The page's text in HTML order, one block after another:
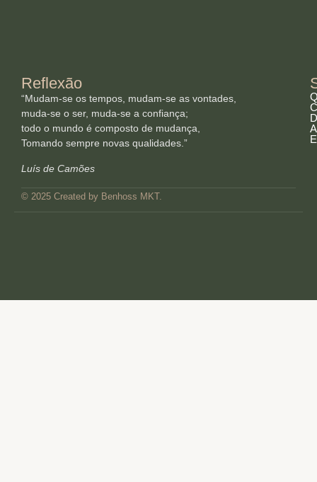
Reflexão
“Mudam-se os tempos, mudam-se as vontades,
muda-se o ser, muda-se a confiança;
todo o mundo é composto de mudança,
Tomando sempre novas qualidades.”
Luís de Camões
© 2025 Created by Benhoss MKT.